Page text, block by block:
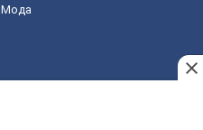
Мода